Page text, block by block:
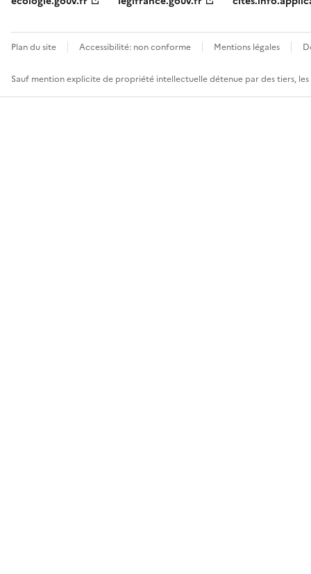
Plan du site Accessibilité: non conforme Mentions légales
Sauf mention explicite de propriété intellectuelle détenue par des tiers,